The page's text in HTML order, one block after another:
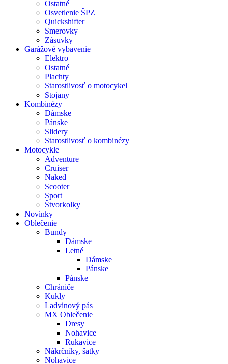
Ostatné
Osvetlenie ŠPZ
Quickshifter
Smerovky
Zásuvky
Garážové vybavenie
Elektro
Ostatné
Plachty
Starostlivosť o motocykel
Stojany
Kombinézy
Dámske
Pánske
Slidery
Starostlivosť o kombinézy
Motocykle
Adventure
Cruiser
Naked
Scooter
Sport
Štvorkolky
Novinky
Oblečenie
Bundy
Dámske
Letné
Dámske
Pánske
Pánske
Chrániče
Kukly
Ladvinový pás
MX Oblečenie
Dresy
Nohavice
Rukavice
Nákrčníky, šatky
Nohavice